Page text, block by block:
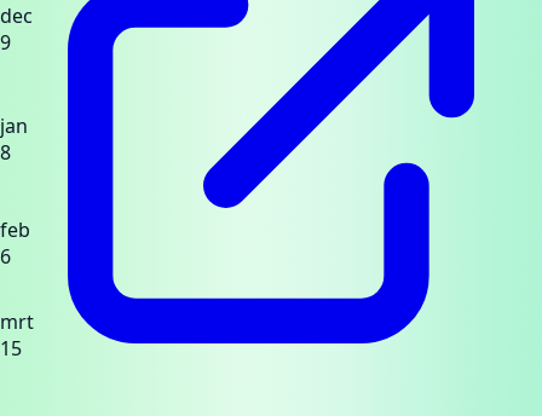
dec
9
jan
8
feb
6
mrt
15